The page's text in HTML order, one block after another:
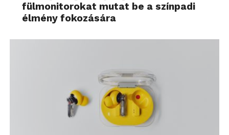
fülmonitorokat mutat be a színpadi
élmény fokozására